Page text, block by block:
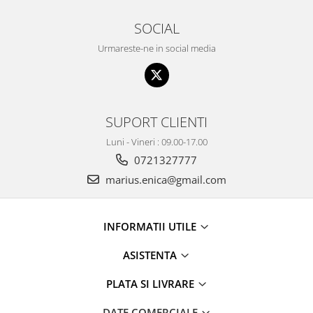
Sterilizator acvariu
Racitoare
Tratamente pesti acvariu
SOCIAL
Urmareste-ne in social media
SUPORT CLIENTI
Luni - Vineri : 09.00-17.00
0721327777
marius.enica@gmail.com
INFORMATII UTILE
ASISTENTA
PLATA SI LIVRARE